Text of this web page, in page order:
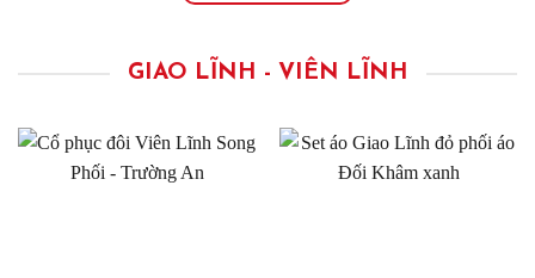
GIAO LĨNH - VIÊN LĨNH